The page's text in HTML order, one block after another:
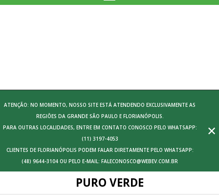
ATENÇÃO: NO MOMENTO, NOSSO SITE ESTÁ ATENDENDO EXCLUSIVAMENTE AS
REGIÕES DA GRANDE SÃO PAULO E FLORIANÓPOLIS.
PARA OUTRAS LOCALIDADES, ENTRE EM CONTATO CONOSCO PELO WHATSAPP:
(11) 3197-4053
CLIENTES DE FLORIANÓPOLIS PODEM FALAR DIRETAMENTE PELO WHATSAPP:
(48) 9644-3104 OU PELO E-MAIL: FALECONOSCO@WEBEV.COM.BR
✕
PURO VERDE